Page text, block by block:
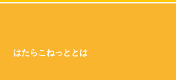
はたらこねっととは